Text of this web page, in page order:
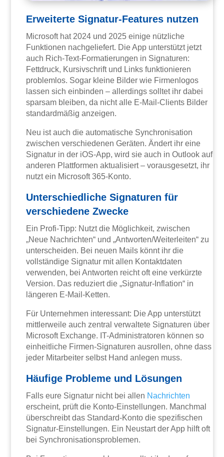
Erweiterte Signatur-Features nutzen
Microsoft hat 2024 und 2025 einige nützliche
Funktionen nachgeliefert. Die App unterstützt jetzt
auch Rich-Text-Formatierungen in Signaturen:
Fettdruck, Kursivschrift und Links funktionieren
problemlos. Sogar kleine Bilder wie Firmenlogos
lassen sich einbinden – allerdings solltet ihr dabei
sparsam bleiben, da nicht alle E-Mail-Clients Bilder
standardmäßig anzeigen.
Neu ist auch die automatische Synchronisation
zwischen verschiedenen Geräten. Ändert ihr eine
Signatur in der iOS-App, wird sie auch in Outlook auf
anderen Plattformen aktualisiert – vorausgesetzt, ihr
nutzt ein Microsoft 365-Konto.
Unterschiedliche Signaturen für
verschiedene Zwecke
Ein Profi-Tipp: Nutzt die Möglichkeit, zwischen
„Neue Nachrichten“ und „Antworten/Weiterleiten“ zu
unterscheiden. Bei neuen Mails könnt ihr die
vollständige Signatur mit allen Kontaktdaten
verwenden, bei Antworten reicht oft eine verkürzte
Version. Das reduziert die „Signatur-Inflation“ in
längeren E-Mail-Ketten.
Für Unternehmen interessant: Die App unterstützt
mittlerweile auch zentral verwaltete Signaturen über
Microsoft Exchange. IT-Administratoren können so
einheitliche Firmen-Signaturen ausrollen, ohne dass
jeder Mitarbeiter selbst Hand anlegen muss.
Häufige Probleme und Lösungen
Falls eure Signatur nicht bei allen Nachrichten
erscheint, prüft die Konto-Einstellungen. Manchmal
überschreibt das Standard-Konto die spezifischen
Signatur-Einstellungen. Ein Neustart der App hilft oft
bei Synchronisationsproblemen.